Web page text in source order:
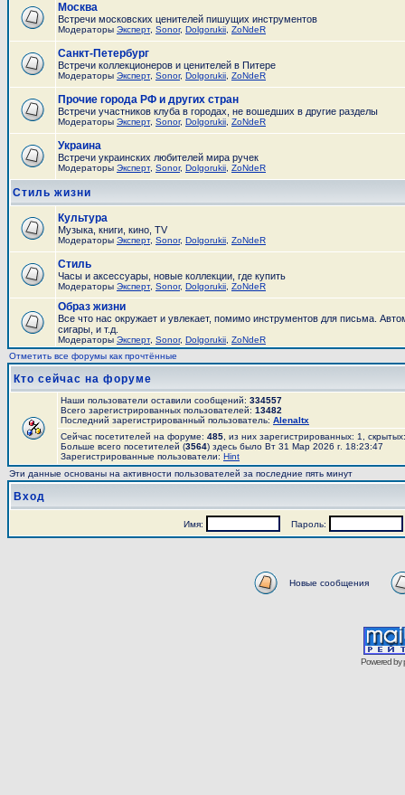
Москва
Встречи московских ценителей пишущих инструментов
Модераторы Эксперт, Sonor, Dolgorukii ZoNdeR
Санкт-Петербург
Встречи коллекционеров и ценителей в Питере
Модераторы Эксперт, Sonor, Dolgorukii ZoNdeR
Прочие города РФ и других стран
Встречи участников клуба в городах, не вошедших в другие разделы
Модераторы Эксперт, Sonor, Dolgorukii ZoNdeR
Украина
Встречи украинских любителей мира ручек
Модераторы Эксперт, Sonor, Dolgorukii ZoNdeR
Стиль жизни
Культура
Музыка, книги, кино, TV
Модераторы Эксперт, Sonor, Dolgorukii ZoNdeR
Стиль
Часы и аксесcуары, новые коллекции, где купить
Модераторы Эксперт, Sonor, Dolgorukii ZoNdeR
Образ жизни
Все что нас окружает и увлекает, помимо инструментов для письма.
сигары, и т.д.
Модераторы Эксперт, Sonor, Dolgorukii ZoNdeR
Отметить все форумы как прочтённые
Кто сейчас на форуме
Наши пользователи оставили сообщений: 334557
Всего зарегистрированных пользователей: 13482
Последний зарегистрированный пользователь: AlenaItx
Сейчас посетителей на форуме: 485 , из них зарегистрированных: 1,
Больше всего посетителей (3564) здесь было Вт 31 Мар 2026 г. 18:23:47
Зарегистрированные пользователи: Hint
Эти данные основаны на активности пользователей за последние пять минут
Вход
Имя: Пароль:
Новые сообщения
Powered by